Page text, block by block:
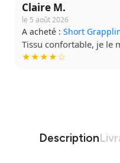
Claire M.
le 5 août 2026
A acheté : Short
Tissu confortable, je le
★★★★☆
Description